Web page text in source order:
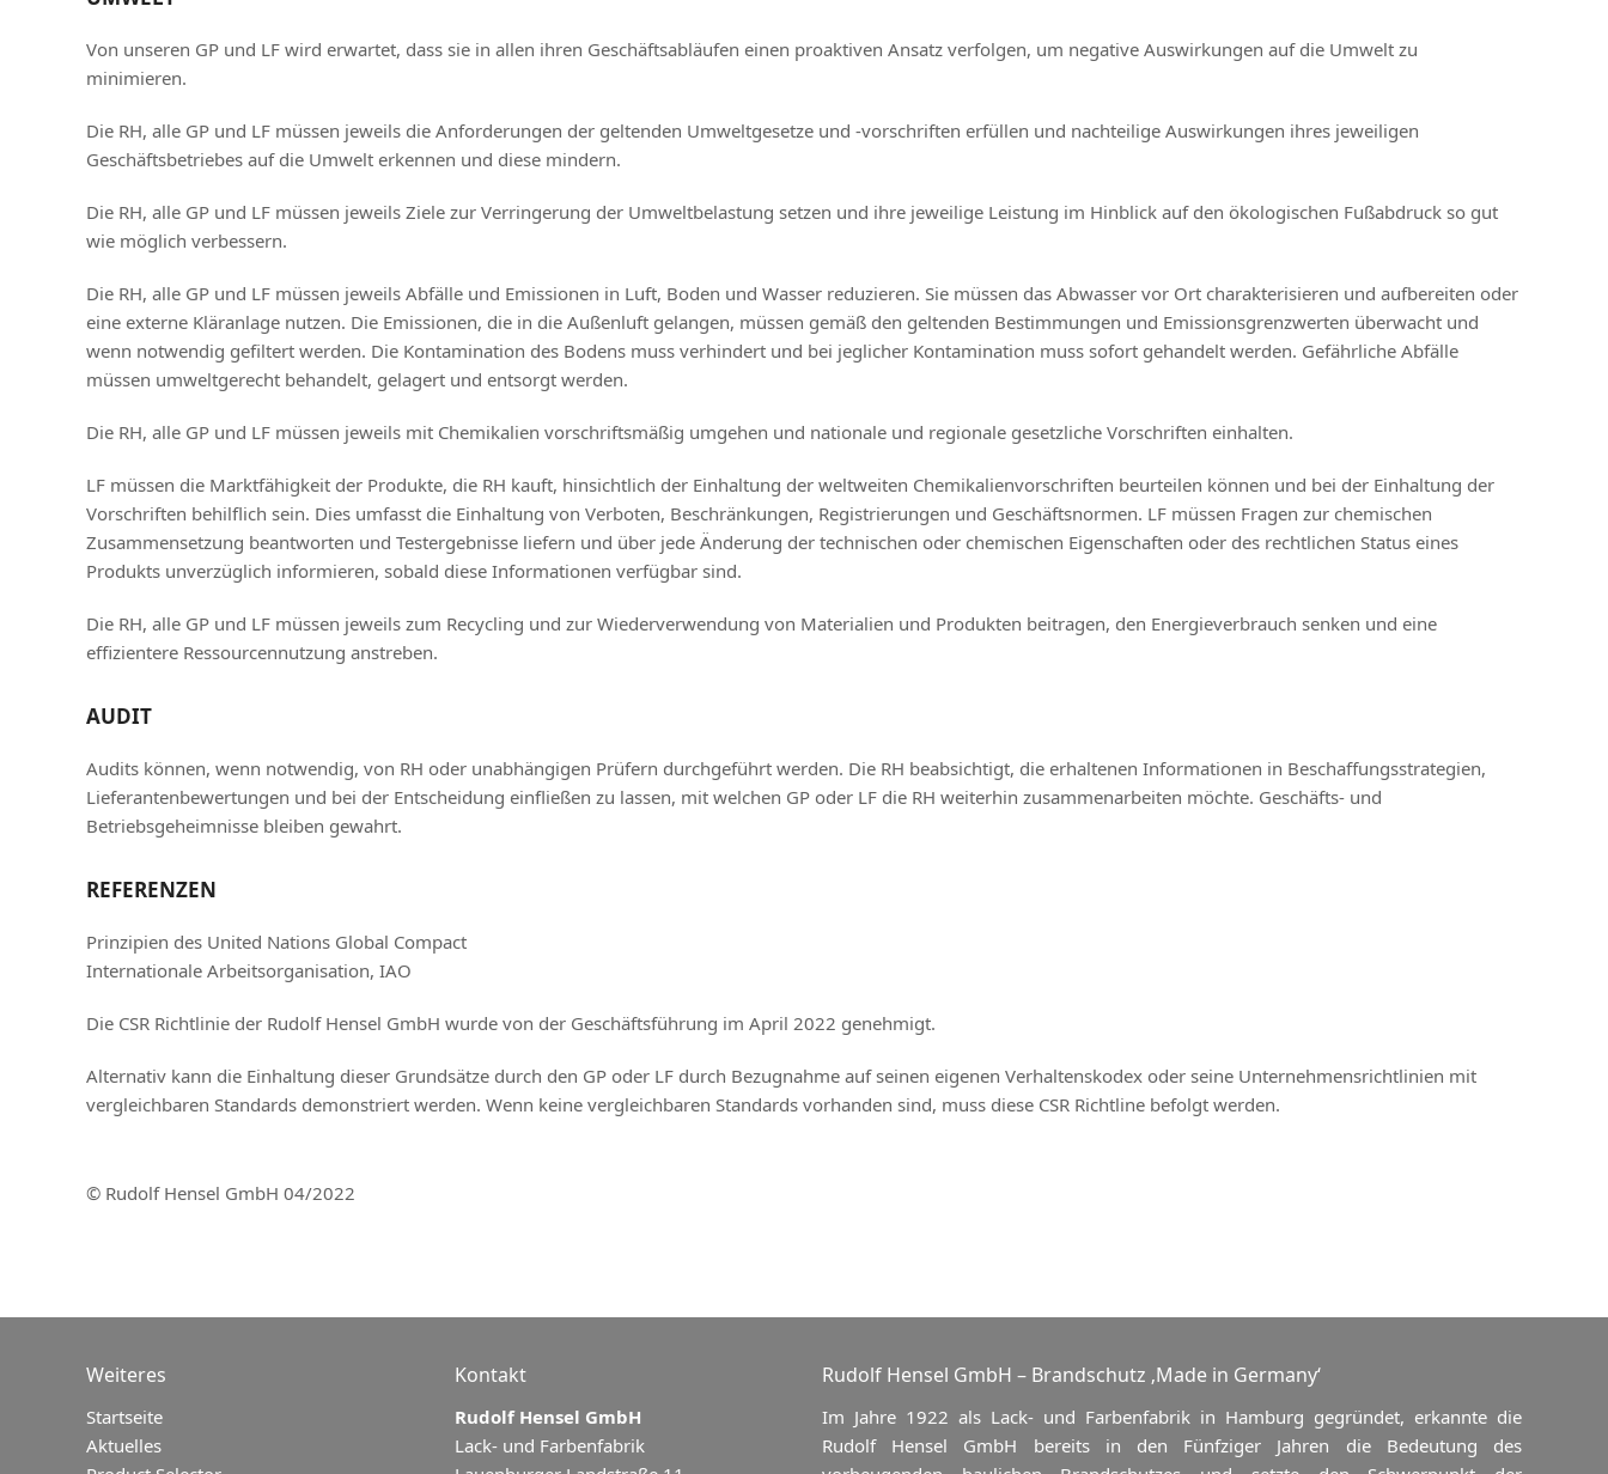
Von unseren GP und LF wird erwartet, dass sie in allen ihren Geschäftsabläufen einen proaktiven Ansatz verfolgen, um negative Auswirkungen auf die Umwelt zu
minimieren.
Die RH, alle GP und LF müssen jeweils die Anforderungen der geltenden Umweltgesetze und -vorschriften erfüllen und nachteilige Auswirkungen ihres jeweiligen
Geschäftsbetriebes auf die Umwelt erkennen und diese mindern.
Die RH, alle GP und LF müssen jeweils Ziele zur Verringerung der Umweltbelastung setzen und ihre jeweilige Leistung im Hinblick auf den ökologischen Fußabdruck so gut
wie möglich verbessern.
Die RH, alle GP und LF müssen jeweils Abfälle und Emissionen in Luft, Boden und Wasser reduzieren. Sie müssen das Abwasser vor Ort charakterisieren und aufbereiten oder
eine externe Kläranlage nutzen. Die Emissionen, die in die Außenluft gelangen, müssen gemäß den geltenden Bestimmungen und Emissionsgrenzwerten überwacht und
wenn notwendig gefiltert werden. Die Kontamination des Bodens muss verhindert und bei jeglicher Kontamination muss sofort gehandelt werden. Gefährliche Abfälle
müssen umweltgerecht behandelt, gelagert und entsorgt werden.
Die RH, alle GP und LF müssen jeweils mit Chemikalien vorschriftsmäßig umgehen und nationale und regionale gesetzliche Vorschriften einhalten.
LF müssen die Marktfähigkeit der Produkte, die RH kauft, hinsichtlich der Einhaltung der weltweiten Chemikalienvorschriften beurteilen können und bei der Einhaltung der
Vorschriften behilflich sein. Dies umfasst die Einhaltung von Verboten, Beschränkungen, Registrierungen und Geschäftsnormen. LF müssen Fragen zur chemischen
Zusammensetzung beantworten und Testergebnisse liefern und über jede Änderung der technischen oder chemischen Eigenschaften oder des rechtlichen Status eines
Produkts unverzüglich informieren, sobald diese Informationen verfügbar sind.
Die RH, alle GP und LF müssen jeweils zum Recycling und zur Wiederverwendung von Materialien und Produkten beitragen, den Energieverbrauch senken und eine
effizientere Ressourcennutzung anstreben.
AUDIT
Audits können, wenn notwendig, von RH oder unabhängigen Prüfern durchgeführt werden. Die RH beabsichtigt, die erhaltenen Informationen in Beschaffungsstrategien,
Lieferantenbewertungen und bei der Entscheidung einfließen zu lassen, mit welchen GP oder LF die RH weiterhin zusammenarbeiten möchte. Geschäfts- und
Betriebsgeheimnisse bleiben gewahrt.
REFERENZEN
Prinzipien des United Nations Global Compact
Internationale Arbeitsorganisation, IAO
Die CSR Richtlinie der Rudolf Hensel GmbH wurde von der Geschäftsführung im April 2022 genehmigt.
Alternativ kann die Einhaltung dieser Grundsätze durch den GP oder LF durch Bezugnahme auf seinen eigenen Verhaltenskodex oder seine Unternehmensrichtlinien mit
vergleichbaren Standards demonstriert werden. Wenn keine vergleichbaren Standards vorhanden sind, muss diese CSR Richtline befolgt werden.
© Rudolf Hensel GmbH 04/2022
Weiteres
Startseite
Aktuelles
Kontakt
Rudolf Hensel GmbH
Lack- und Farbenfabrik
Rudolf Hensel GmbH – Brandschutz ‚Made in Germany‘
Im Jahre 1922 als Lack- und Farbenfabrik in Hamburg gegründet, erkannte die
Rudolf Hensel GmbH bereits in den Fünfziger Jahren die Bedeutung des